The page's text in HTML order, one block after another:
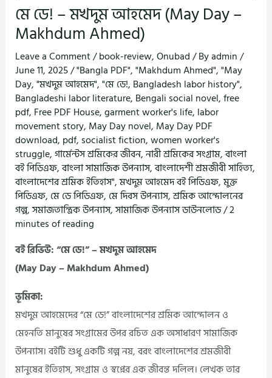
মে ডে! – মখদুম আহমেদ (May Day –
Makhdum Ahmed)
Leave a Comment/book-review,Onubad/ Byadmin/
June 11, 2025/"Bangla PDF","Makhdum Ahmed","May
Day,"মখদুম আহমেদ","মে ডে!, Bangladesh labor history",
Bangladeshi labor literature, Bengali social novel,free
pdf, Free PDF House,garment worker's life, labor
movement story, May Day novel, May Day PDF
download, pdf, socialist fiction,women worker's
struggle,গার্মেন্টস শ্রমিকের জীবন,নারী শ্রমিকের সংগ্রাম,বাংলা
বই পিডিএফ,বাংলা সামাজিক উপন্যাস,বাংলাদেশী শ্রমজীবী সাহিত্য,
বাংলাদেশের শ্রমিক ইতিহাস",মখদুম আহমেদ বই পিডিএফ,মুক্ত
পিডিএফ, মে ডে পিডিএফ, মে দিবস উপন্যাস,শ্রমিক আন্দোলনের
গল্প,সমাজতান্ত্রিক উপন্যাস,সামাজিক উপন্যাস ডাউনলোড/2
minutes of reading
বই রিভিউ: “মে ডে!” – মখদুম আহমেদ
(May Day – Makhdum Ahmed)
ভূমিকা:
মখদুম আহমেদের “মে ডে!” বাংলাদেশের শ্রমিক আন্দোলন ও
মেহনতি মানুষের সংগ্রামের উপর রচিত এক অসাধারণ সামাজিক
উপন্যাস। বইটি শুধু একটি গল্প নয়, বরং বাংলাদেশের শ্রমজীবী
মানুষের ইতিহাস, সংগ্রাম ও স্বপ্নের এক জীবন্ত দলিল। লেখক তার